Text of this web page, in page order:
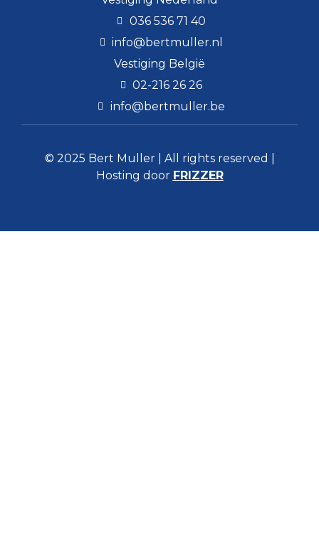
036 536 71 40
info@bertmuller.nl
Vestiging België
02-216 26 26
info@bertmuller.be
© 2025 Bert Muller | All rights reserved |
Hosting door FRIZZER